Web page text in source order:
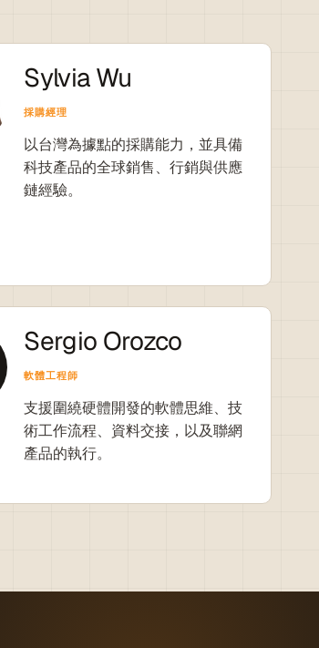
Sylvia Wu
採購經理
以台灣為據點的採購能力，並具備
科技產品的全球銷售、行銷與供應
鏈經驗。
Sergio Orozco
軟體工程師
支援圍繞硬體開發的軟體思維、技
術工作流程、資料交接，以及聯網
產品的執行。